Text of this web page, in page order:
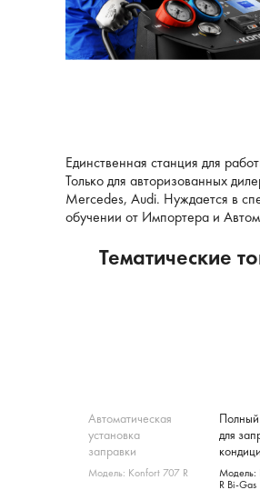
Единственная станция для
Только для авторизованных
Mercedes, Audi. Нуждается в
обучении от Импортера и
Тематические
Автоматическая
установка
заправки
кондиционеров
Модель: Konfort 707 R
для
газа
780 R
Модель:
R Bi-Gas